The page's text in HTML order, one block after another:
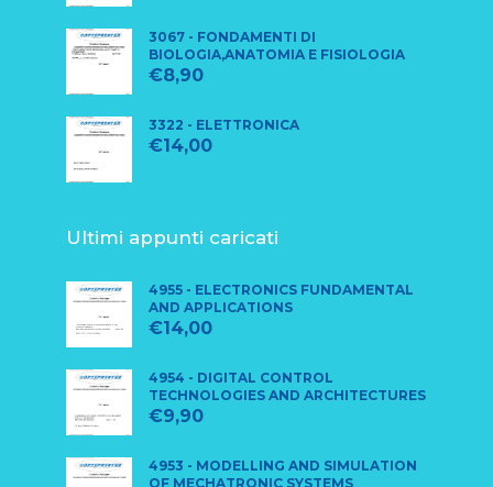
3067 - FONDAMENTI DI
BIOLOGIA,ANATOMIA E FISIOLOGIA
€8,90
3322 - ELETTRONICA
€14,00
Ultimi appunti caricati
4955 - ELECTRONICS FUNDAMENTAL
AND APPLICATIONS
€14,00
4954 - DIGITAL CONTROL
TECHNOLOGIES AND ARCHITECTURES
€9,90
4953 - MODELLING AND SIMULATION
OF MECHATRONIC SYSTEMS